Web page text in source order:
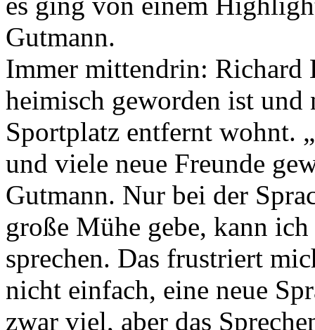
Gutmann.
Immer mittendrin: Richard
heimisch geworden ist
Sportplatz entfernt wohnt.
und viele neue Freunde
Gutmann. Nur bei der
große Mühe gebe, kann
sprechen. Das frustriert
nicht einfach, eine neue
zwar viel, aber das